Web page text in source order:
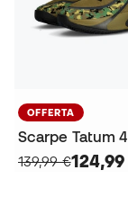
OFFERTA
Scarpe Tatum
139,99 €